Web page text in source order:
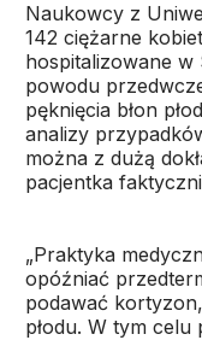
Naukowcy z
142 ciężarne
hospitalizowane w
powodu
pęknięcia błon
analizy
można z dużą
pacjentka
„Praktyka
opóźniać
podawać
płodu. W tym celu